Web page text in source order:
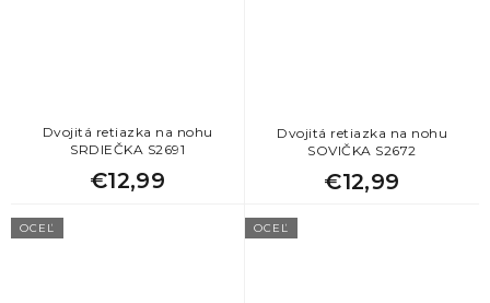
Dvojitá retiazka na nohu
SRDIEČKA S2691
€12,99
Dvojitá retiazka na nohu
SOVIČKA S2672
€12,99
OCEĽ OCEĽ